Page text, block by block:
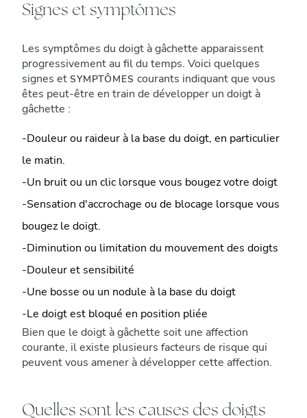
Signes et symptômes
Les symptômes du doigt à gâchette apparaissent
progressivement au fil du temps. Voici quelques
signes et SYMPTÔMES courants indiquant que vous
êtes peut-être en train de développer un doigt à
gâchette :
-Douleur ou raideur à la base du doigt, en particulier
le matin.
-Un bruit ou un clic lorsque vous bougez votre doigt
-Sensation d'accrochage ou de blocage lorsque vous
bougez le doigt.
-Diminution ou limitation du mouvement des doigts
-Douleur et sensibilité
-Une bosse ou un nodule à la base du doigt
-Le doigt est bloqué en position pliée
Bien que le doigt à gâchette soit une affection
courante, il existe plusieurs facteurs de risque qui
peuvent vous amener à développer cette affection.
Quelles sont les causes des doigts